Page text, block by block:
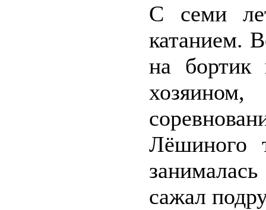
С семи
катанием.
на бортик
Лёшиного
сажал